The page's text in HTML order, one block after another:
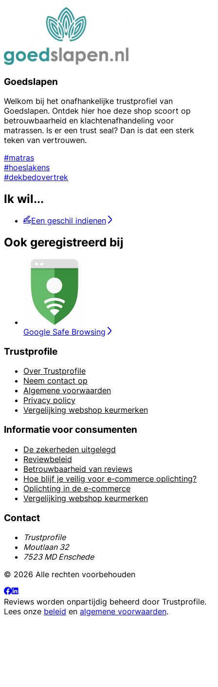
Goedslapen
Welkom bij het onafhankelijke trustprofiel van
Goedslapen. Ontdek hier hoe deze shop scoort op
betrouwbaarheid en klachtenafhandeling voor
matrassen. Is er een trust seal? Dan is dat een sterk
teken van vertrouwen.
#matras
#hoeslakens
#dekbedovertrek
Ik wil...
Een geschil indienen
Ook geregistreerd bij
Google Safe Browsing
Trustprofile
Over Trustprofile
Neem contact op
Algemene voorwaarden
Privacy policy
Vergelijking webshop keurmerken
Informatie voor consumenten
De zekerheden uitgelegd
Reviewbeleid
Betrouwbaarheid van reviews
Hoe blijf je veilig voor e-commerce oplichting?
Oplichting in de e-commerce
Vergelijking webshop keurmerken
Contact
Trustprofile
Moutlaan 32
7523 MD Enschede
© 2026 Alle rechten voorbehouden
Reviews worden onpartijdig beheerd door Trustprofile.
Lees onze beleid en algemene voorwaarden.